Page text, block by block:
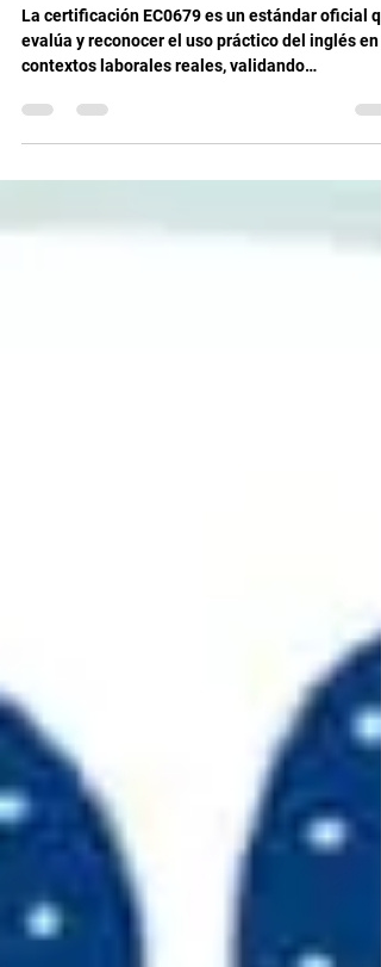
inglesa en contexto laboral"
La certificación EC0679 es un estándar oficial
contextos laborales reales, validando